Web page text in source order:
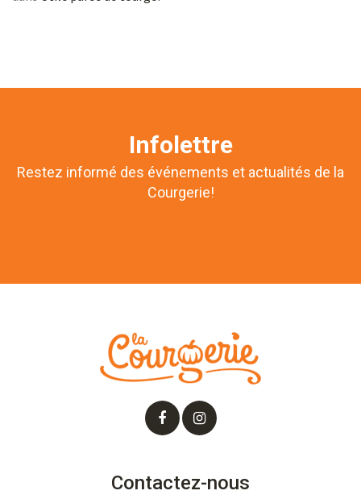
Infolettre
Restez informé des événements et actualités de la
Courgerie!
Contactez-nous